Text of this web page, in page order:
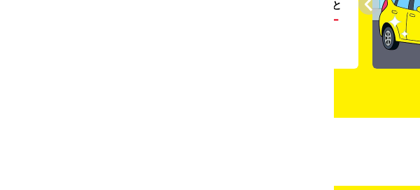
タンドや整備工場の既存インフラを活用すること
リー